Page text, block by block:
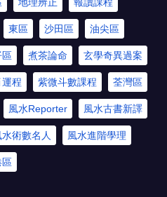
東區 沙田區 油尖區
區 煮茶論命 玄學奇異過案
程 紫微斗數課程 荃灣區
風水Reporter 風水古書新譯
水術數名人 風水進階學理
區